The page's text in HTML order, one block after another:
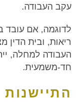
עקב העבודה.
לדוגמה, אם עובד
ריאות, ובית הדין
העבודה למחלה,
חד-משמעית.
התיישנות